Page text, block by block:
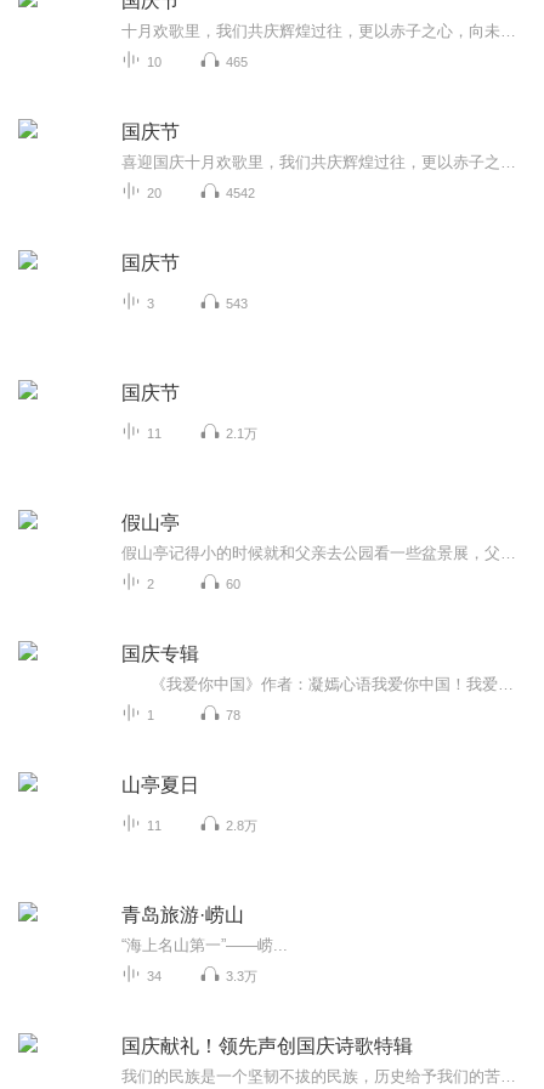
10 465
国庆节
20 4542
国庆节
3 543
国庆节
11 2.1万
假山亭
2 60
国庆专辑
1 78
山亭夏日
11 2.8万
青岛旅游·崂山
“海上名山第一”——崂...
34 3.3万
国庆献礼！领先声创国庆诗歌特辑